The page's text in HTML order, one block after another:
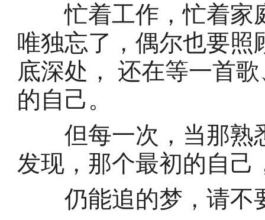
忙着工作，忙着家
唯独忘了，偶尔也要照
底深处， 还在等一首
的自己。
但每一次，当那熟
发现，那个最初的自己
仍能追的梦，请不